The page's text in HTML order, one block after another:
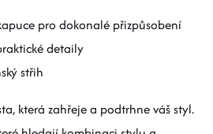
pro dokonalé přizpůsobení
detaily
střih
která zahřeje a podtrhne váš styl.